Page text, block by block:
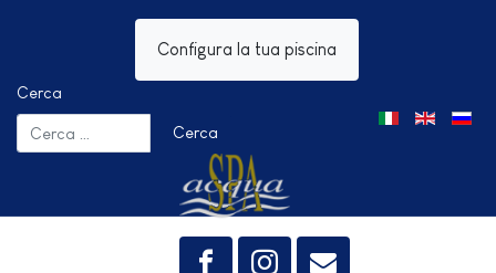
Configura la tua piscina
Cerca
Cerca
Seleziona la tua